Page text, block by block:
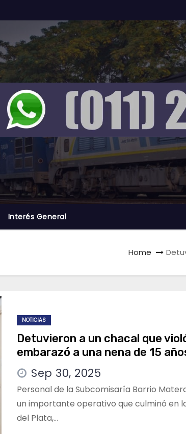
Interés General
Home
NOTICIAS
Detuvieron a un chacal que
embarazó a una nena de 15
Sep 30, 2025
Personal de la Subcomisaría Barrio
un importante operativo que culminó en
del Plata,…